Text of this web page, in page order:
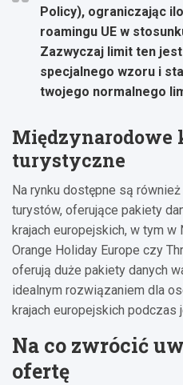
Policy), ograniczając
roamingu UE w
Zazwyczaj limit ten
specjalnego wzoru i
twojego normalnego
Międzynarodowe
turystyczne
Na rynku dostępne są
turystów, oferujące pakiety
krajach europejskich, w tym w
Orange Holiday Europe czy
oferują duże pakiety danych
idealnym rozwiązaniem dla
krajach europejskich podczas
Na co zwrócić
ofertę